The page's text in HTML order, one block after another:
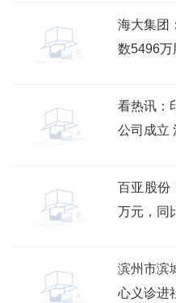
海大集团
数5496万
看热讯：
公司成立
百亚股份
万元，同
滨州市滨
心义诊进